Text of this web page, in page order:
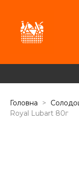
Головна
Royal Lubart 80г